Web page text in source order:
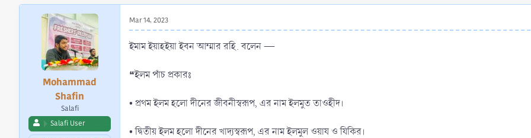
r
t
Mohammad
Shafin
Salafi
Salafi User
Mar 14, 2023
ইমাম ইয়াহইয়া ইবন আম্মার রহি. বলেন —
❝ইলম পাঁচ প্রকারঃ
• প্রথম ইলম হলো দীনের জীবনীস্বরূপ, এর নাম ইলমুত তাওহীদ।
• দ্বিতীয় ইলম হলো দীনের খাদ্যস্বরূপ, এর নাম ইলমুল ওয়ায ও যিকির।